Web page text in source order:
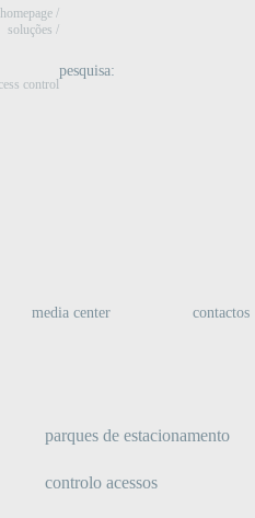
pesquisa:
media center contactos
homepage /
soluções /
control
parques de estacionamento
controlo acessos